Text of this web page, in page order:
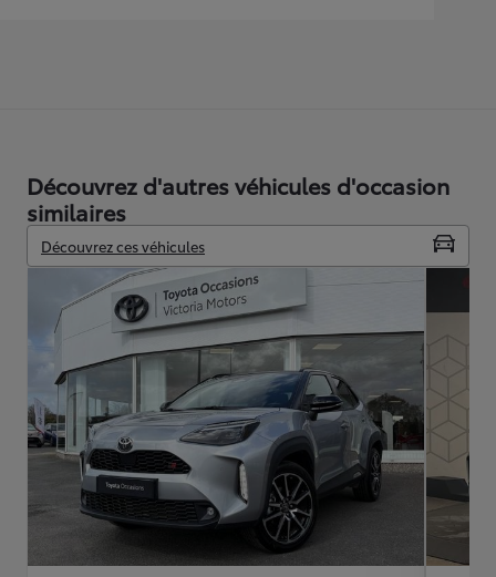
Découvrez d'autres véhicules d'occasion
similaires
Découvrez ces véhicules